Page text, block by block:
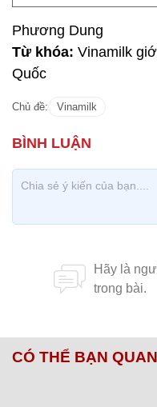
Phương Dung
Từ khóa: Vinamilk
Quốc
Chủ đề: Vinamilk
CÓ THỂ BẠN